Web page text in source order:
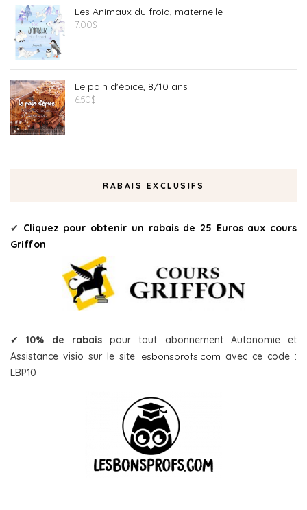
Les Animaux du froid, maternelle
7.00$
Le pain d'épice, 8/10 ans
6.50$
RABAIS EXCLUSIFS
✔ Cliquez pour obtenir un rabais de 25 Euros aux cours
Griffon
✔10% de rabaispour tout abonnement Autonomie et
Assistance visio sur le site lesbonsprofs.com avec ce code :
LBP10